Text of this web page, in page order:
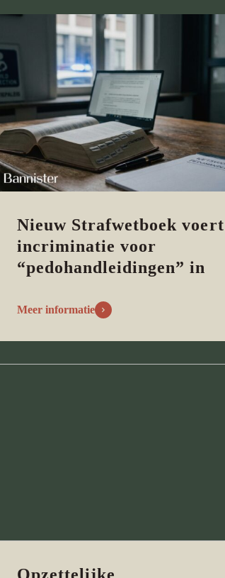
Nieuw Strafwetboek voert
incriminatie voor
“pedohandleidingen” in
Meer informatie